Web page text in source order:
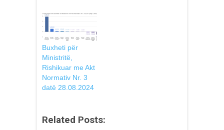
Buxheti për
Ministritë,
Rishikuar me Akt
Normativ Nr. 3
datë 28.08.2024
Related Posts: